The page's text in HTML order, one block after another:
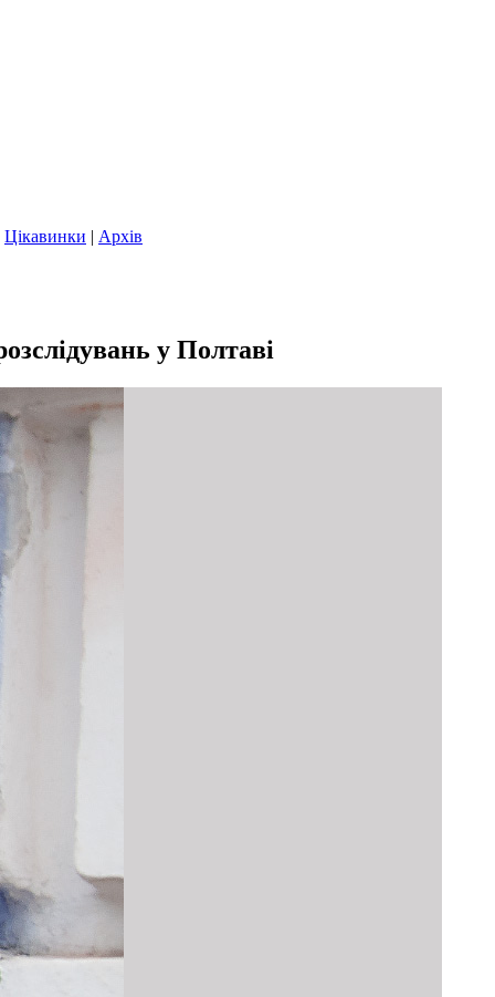
Цікавинки | Архів
у Полтаві